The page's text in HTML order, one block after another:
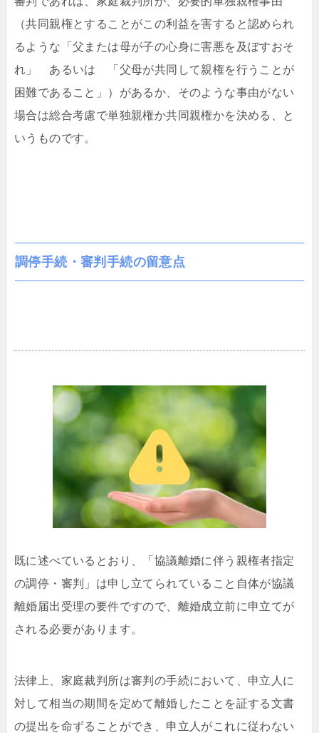
（共同親権とすることがこの利益を害すると認められ
るような「父または母が子の心身に害悪を及ぼすおそ
れ」 あるいは 「父母が共同して親権を行うことが
困難であること」）があるか、そのような事由がない
場合は総合考慮で単独親権か共同親権かを決める、と
いうものです。
調停手続・審判手続の留意点
既に述べているとおり、「協議離婚に伴う親権者指定
の調停・審判」は申し立てられていること自体が協議
離婚届出受理の要件ですので、離婚成立前に申立てが
される必要があります。
法律上、家庭裁判所は審判の手続において、申立人に
対して相当の期間を定めて離婚したことを証する文書
の提出を命ずることができ、申立人がこれに従わない